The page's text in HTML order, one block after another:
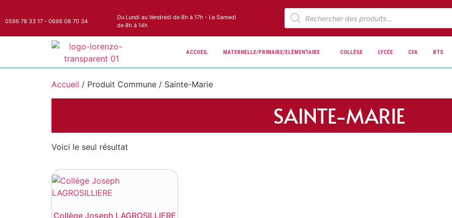
0596 78 33 17 - 0696 08 70 34
Du Lundi au Vendredi de 8h à 17h - Le Samedi
de 8h à 14h
ACCUEIL MATERNELLE/PRIMAIRE/ELÉMENTAIRE COLLÈGE LYCÉE CFA BTS
Accueil / Produit Commune / Sainte-Marie
SAINTE-MARIE
Voici le seul résultat
Collège Joseph LAGROSILLIERE